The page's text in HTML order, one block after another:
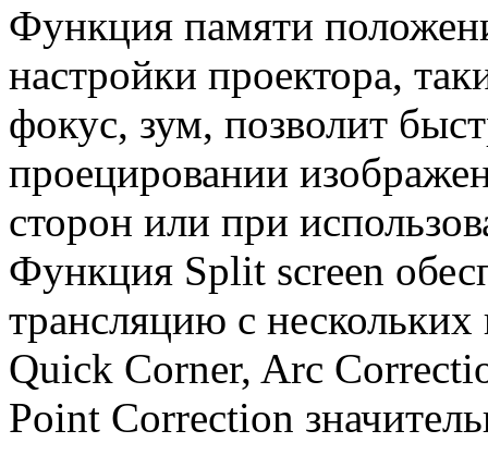
Функция памяти
настройки проектора,
фокус, зум, позволит
проецировании
сторон или при
Функция Split screen
трансляцию с
Quick Corner, Arc
Point Correction